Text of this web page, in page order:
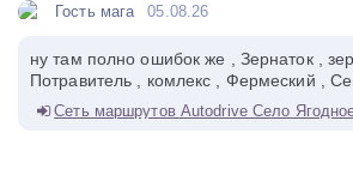
Гость мага 05.08.26
ну там полно ошибок же , Зернаток ,
Потравитель , комлекс , Фермеский ,
Сеть маршрутов Autodrive Село